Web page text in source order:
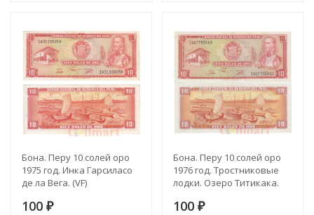
Бона. Перу 10 солей оро
1975 год. Инка Гарсиласо
де ла Вега. (VF)
100 ₽
Бона. Перу 10 солей оро
1976 год. Тростниковые
лодки. Озеро Титикака.
100 ₽